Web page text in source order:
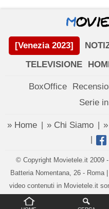
[Venezia 2023]
TELEVISIONE
BoxOffice
Serie
» Home » Chi Siamo
© Copyright Movietele.it 2009
Batteria Nomentana, 26 - Roma
video contenuti in Movietele.it